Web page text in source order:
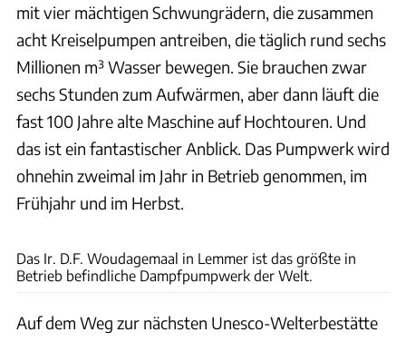
mit vier mächtigen Schwungrädern, die zusammen
acht Kreiselpumpen antreiben, die täglich rund sechs
Millionen m³ Wasser bewegen. Sie brauchen zwar
sechs Stunden zum Aufwärmen, aber dann läuft die
fast 100 Jahre alte Maschine auf Hochtouren. Und
das ist ein fantastischer Anblick. Das Pumpwerk wird
ohnehin zweimal im Jahr in Betrieb genommen, im
Frühjahr und im Herbst.
Das Ir. D.F. Woudagemaal in Lemmer ist das größte in
Betrieb befindliche Dampfpumpwerk der Welt.
Auf dem Weg zur nächsten Unesco-Welterbestätte